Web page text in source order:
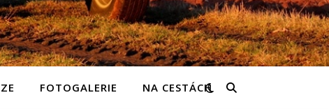
FOTOGALERIE NA CESTÁCH